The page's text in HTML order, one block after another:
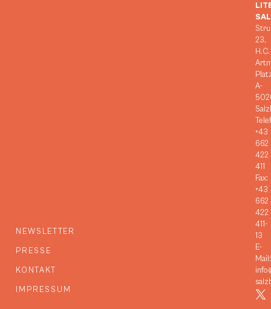
NEWSLETTER
PRESSE
KONTAKT
IMPRESSUM
23,
H.C.
A-
+43
662
422
411
Fax:
+43
662
422
411-
13
E-
Mail: